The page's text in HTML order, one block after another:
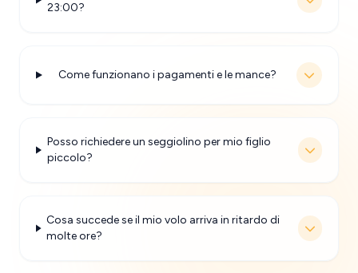
23:00?
Come funzionano i pagamenti e le mance?
Posso richiedere un seggiolino per mio figlio
piccolo?
Cosa succede se il mio volo arriva in ritardo di
molte ore?